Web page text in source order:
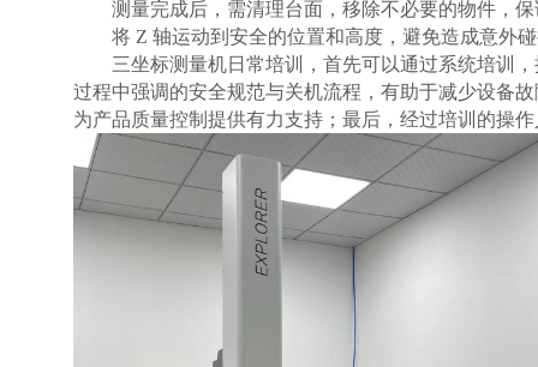
测量完成后，需清理台面，移除不必要的物件，
将 Z 轴运动到安全的位置和高度，避免造成意外
三坐标测量机日常培训，首先可以通过系统培训
过程中强调的安全规范与关机流程，有助于减少设备
为产品质量控制提供有力支持；最后，经过培训的操